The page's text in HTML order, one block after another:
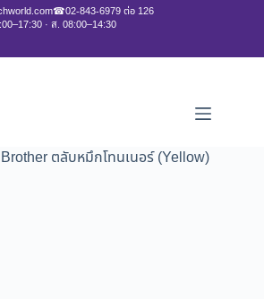
☎02-843-6979 ต่อ 126
· ส. 08:00–14:30